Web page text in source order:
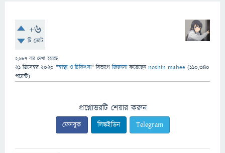
+6
টি ভোট
2,687 বার দেখা হয়েছে
21 ডিসেম্বর 2020 "স্বাস্থ্য ও চিকিৎসা" বিভাগে জিজ্ঞাসাকরেছেনnoshin mahee (110,340
পয়েন্ট)
প্রশ্নোত্তরটি শেয়ার করুন
ফেসবুক লিঙ্কইডিন Telegram